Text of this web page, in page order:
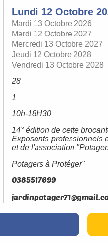
Lundi 12 Octobre
Mardi 13 Octobre 2026
Mardi 12 Octobre 2027
Mercredi 13 Octobre 2027
Jeudi 12 Octobre 2028
Vendredi 13 Octobre 2028
28
1
10h-18H30
14° édition de cette
Exposants professionnels
et de l'association
Potagers à Protéger"